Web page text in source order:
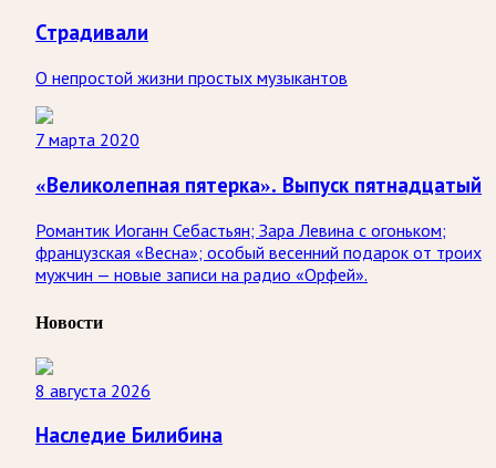
Страдивали
О непростой жизни простых музыкантов
7 марта 2020
«Великолепная пятерка». Выпуск пятнадцатый
Романтик Иоганн Себастьян; Зара Левина с огоньком;
французская «Весна»; особый весенний подарок от троих
мужчин — новые записи на радио «Орфей».
Новости
8 августа 2026
Наследие Билибина